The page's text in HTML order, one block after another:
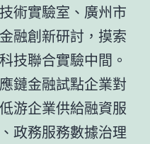
術實驗室、廣州市
融創新研討，摸索
技聯合實驗中間。
鏈金融試點企業對
游企業供給融資服
政務服務數據治理